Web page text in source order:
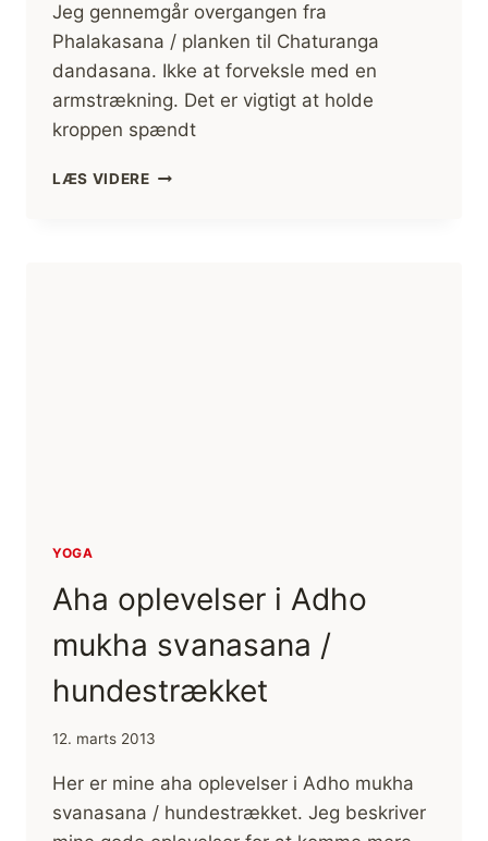
Jeg gennemgår overgangen fra
Phalakasana / planken til Chaturanga
dandasana. Ikke at forveksle med en
armstrækning. Det er vigtigt at holde
kroppen spændt
LÆS VIDEREPHALAKASANA
YOGA
Aha oplevelser i Adho
mukha svanasana /
hundestrækket
12. marts 2013
Her er mine aha oplevelser i Adho mukha
svanasana / hundestrækket. Jeg beskriver